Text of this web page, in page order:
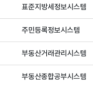
표준지방세정보시스템
주민등록정보시스템
부동산거래관리시스템
부동산종합공부시스템